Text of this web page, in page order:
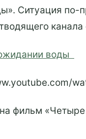
Ситуация по-
воды
фильм «Четыре